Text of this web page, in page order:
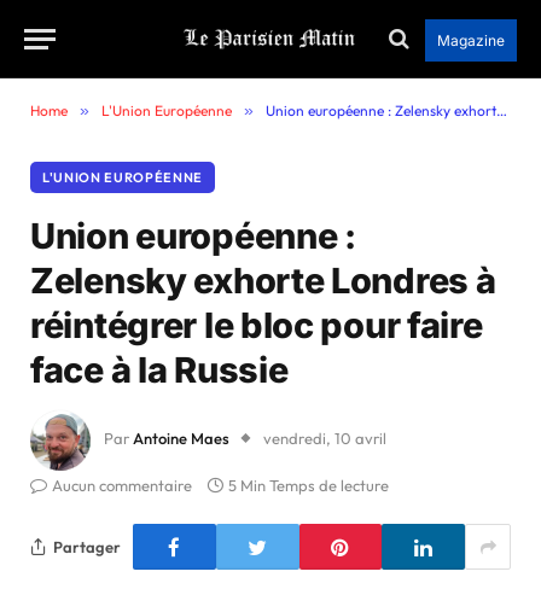
Magazine
Home » L'Union Européenne » Union européenne : Zelensky exhorte Londres à réintégrer le bloc pour faire face à la Russie
L'UNION EUROPÉENNE
Union européenne :
Zelensky exhorte Londres à
réintégrer le bloc pour faire
face à la Russie
Par Antoine Maes vendredi, 10 avril
Aucun commentaire 5 Min Temps de lecture
Partager